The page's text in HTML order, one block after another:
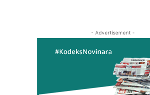
- Advertisement -